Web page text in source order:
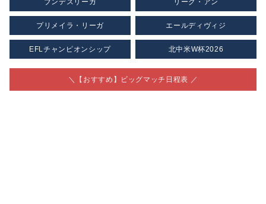
プリメイラ・リーガ エールディヴィジ
EFLチャンピオンシップ 北中米W杯2026
＼【おすすめ】ビッグマッチ日程表 ／